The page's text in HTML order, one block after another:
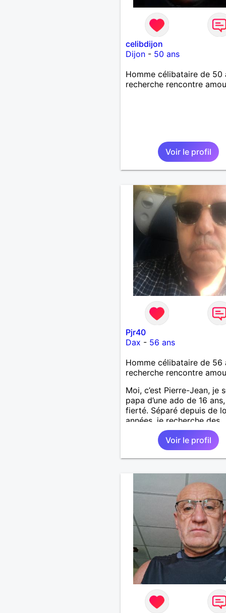
celibdijon
Dijon- 50 ans
Homme célibataire de 50
recherche rencontre
Voir le profil
Pjr40
Dax - 56 ans
Homme célibataire de 56
recherche rencontre
Moi, c’est Pierre-Jean, je
papa d’une ado de 16
fierté. Séparé depuis de
années, je recherche des
affinités amicales afin de
rompre une solitude
difficile à gérer ainsi que
le vague à l’âme. L’amitié
yeux mais peut se décliner
des sentiments plus
« Le temps fera son
disait Arthur
philosophe allemand que
J’aime discuter sans pour
être trop locace. Je suis
de qualités avec très peu
défauts. Je suis altruiste,
bienveillant, empathique,
attentionné, honnête,
respectueux, doux de
et compréhensif : je laisse
Voir le profil